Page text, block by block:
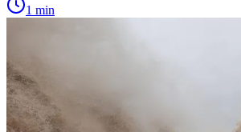
1 min